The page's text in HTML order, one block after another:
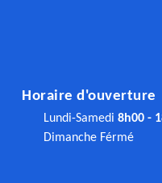
Horaire d'ouverture
Lundi-Samedi 8h00 -
Dimanche Férmé